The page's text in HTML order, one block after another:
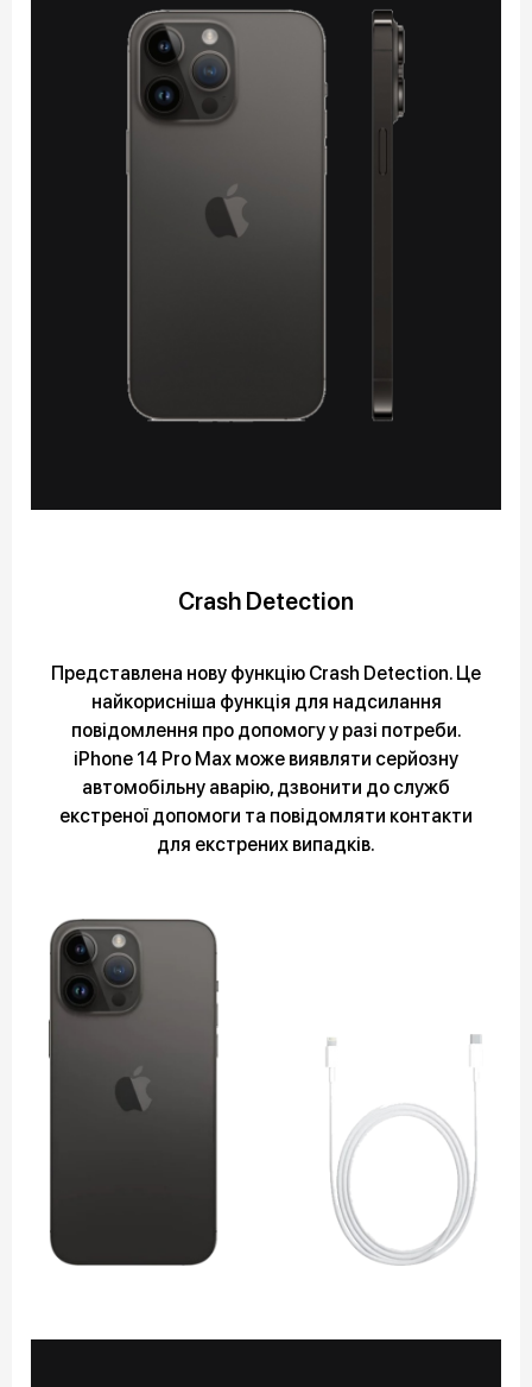
Crash Detection
Представлена нову функцію Crash Detection. Це
найкорисніша функція для надсилання
повідомлення про допомогу у разі потреби.
iPhone 14 Pro Max може виявляти серйозну
автомобільну аварію, дзвонити до служб
екстреної допомоги та повідомляти контакти
для екстрених випадків.